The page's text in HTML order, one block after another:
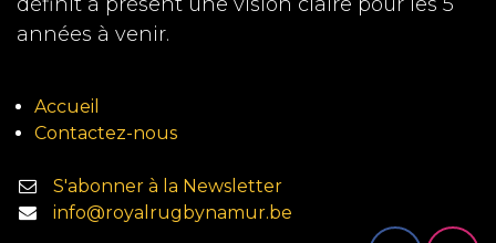
années à venir.
Accueil
Contactez-nous
S'abonner à la Newsletter
info@royalrugbynamur.be